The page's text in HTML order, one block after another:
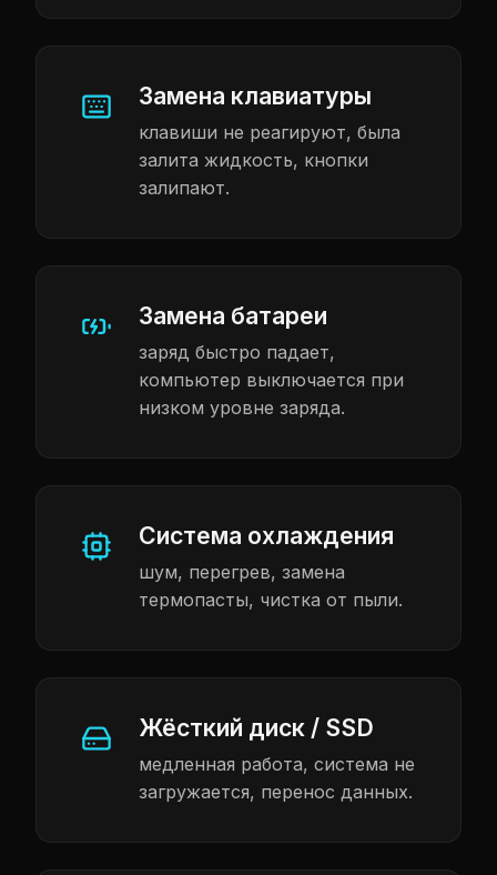
Замена клавиатуры
клавиши не реагируют, была
залита жидкость, кнопки
залипают.
Замена батареи
заряд быстро падает,
компьютер выключается при
низком уровне заряда.
Система охлаждения
шум, перегрев, замена
термопасты, чистка от пыли.
Жёсткий диск / SSD
медленная работа, система не
загружается, перенос данных.